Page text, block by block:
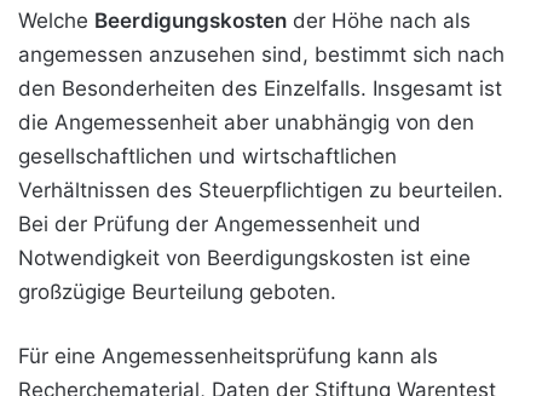
Welche Beerdigungskosten der Höhe nach als
angemessen anzusehen sind, bestimmt sich nach
den Besonderheiten des Einzelfalls. Insgesamt ist
die Angemessenheit aber unabhängig von den
gesellschaftlichen und wirtschaftlichen
Verhältnissen des Steuerpflichtigen zu beurteilen.
Bei der Prüfung der Angemessenheit und
Notwendigkeit von Beerdigungskosten ist eine
großzügige Beurteilung geboten.
Für eine Angemessenheitsprüfung kann als
Recherchematerial, Daten der Stiftung Warentest